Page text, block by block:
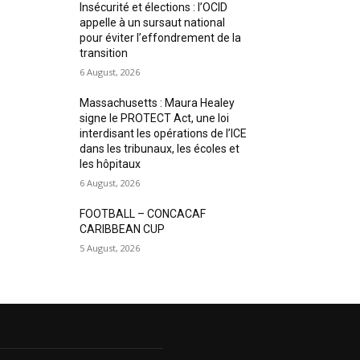
Insécurité et élections : l’OCID
appelle à un sursaut national
pour éviter l’effondrement de la
transition
6 August, 2026
Massachusetts : Maura Healey
signe le PROTECT Act, une loi
interdisant les opérations de l’ICE
dans les tribunaux, les écoles et
les hôpitaux
6 August, 2026
FOOTBALL – CONCACAF
CARIBBEAN CUP
5 August, 2026